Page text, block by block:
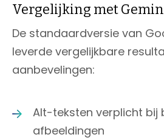
Vergelijking met
De standaardversie van
leverde vergelijkbare
aanbevelingen:
Alt-teksten verplicht bij
afbeeldingen